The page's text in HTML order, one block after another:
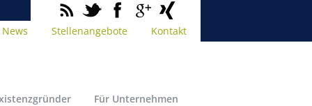
News Stellenangebote Kontakt
Für Unternehmen